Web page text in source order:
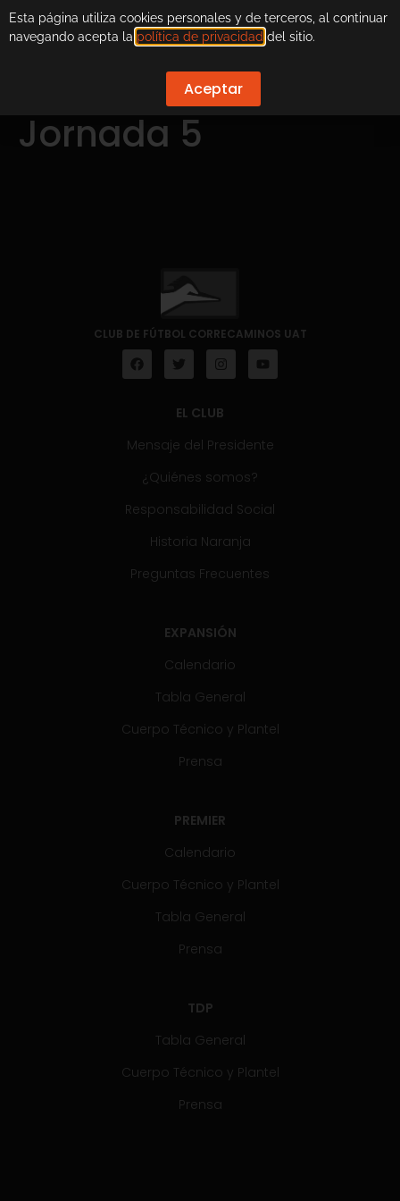
Jornada 5
CLUB DE FÚTBOL CORRECAMINOS UAT
EL CLUB
Mensaje del Presidente
¿Quiénes somos?
Responsabilidad Social
Historia Naranja
Preguntas Frecuentes
EXPANSIÓN
Calendario
Tabla General
Cuerpo Técnico y Plantel
Prensa
PREMIER
Calendario
Cuerpo Técnico y Plantel
Tabla General
Prensa
TDP
Tabla General
Cuerpo Técnico y Plantel
Prensa
Esta página utiliza cookies personales y de terceros, al continuar
navegando acepta la política de privacidad del sitio.
Aceptar